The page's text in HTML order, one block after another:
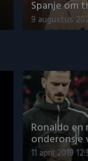
Spanje om
9 augustus
Ronaldo
onderonsje
11 april 2019